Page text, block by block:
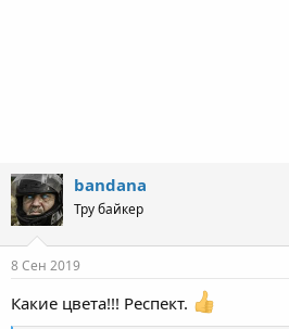
bandana
Тру байкер
8 Сен 2019
Какие цвета!!! Респект.